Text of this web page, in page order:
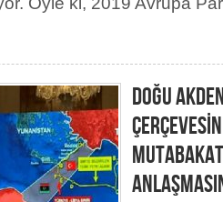
DOĞU